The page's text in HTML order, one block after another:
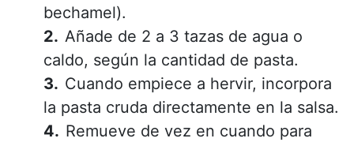
bechamel).
Añade de 2 a 3 tazas de agua o
caldo, según la cantidad de pasta.
Cuando empiece a hervir, incorpora
la pasta cruda directamente en la salsa.
Remueve de vez en cuando para